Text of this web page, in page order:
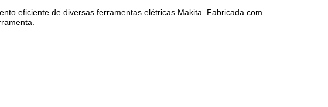
eficiente de diversas ferramentas elétricas Makita. Fabricada com